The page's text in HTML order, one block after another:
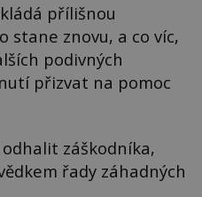
přílišnou
stane znovu, a co víc,
podivných
přizvat na pomoc
záškodníka,
řady záhadných